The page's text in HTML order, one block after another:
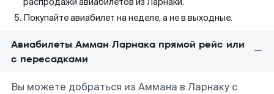
Покупайте авиабилет на неделе, а не в выходные.
Авиабилеты Амман Ларнака прямой рейс или
с пересадками
Вы можете добраться из Аммана в Ларнаку с